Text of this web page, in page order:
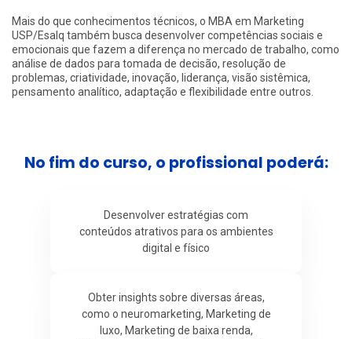
Mais do que conhecimentos técnicos, o MBA em Marketing
USP/Esalq também busca desenvolver competências sociais e
emocionais que fazem a diferença no mercado de trabalho, como
análise de dados para tomada de decisão, resolução de
problemas, criatividade, inovação, liderança, visão sistêmica,
pensamento analítico, adaptação e flexibilidade entre outros.
No fim do curso, o profissional poderá:
Desenvolver estratégias com
conteúdos atrativos para os ambientes
digital e físico
Obter insights sobre diversas áreas,
como o neuromarketing, Marketing de
luxo, Marketing de baixa renda,